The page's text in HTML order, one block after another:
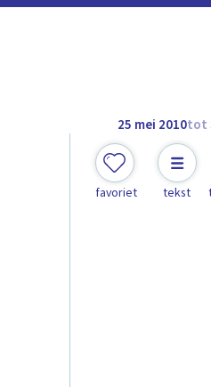
25 mei 2010tot
favoriet tekst